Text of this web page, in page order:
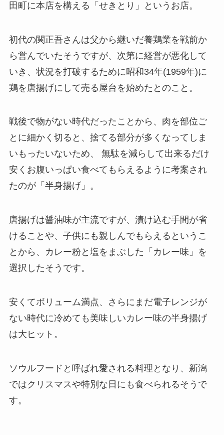
田町に本店を構える「せきとり」というお店。
初代の関正吾さんは父から継いだ養鶏業を戦前か
ら営んでいたそうですが、次第に経営が悪化して
いき、状況を打破するために昭和34年(1959年)に
鶏を唐揚げにして売る屋台を始めたとのこと。
戦後で物がない時代だったことから、肉を部位ご
とに細かく切ると、捨てる部分が多くなってしま
いもったいないため、 無駄を減らして出来るだけ
安くお腹いっぱい食べてもらえるように考案され
たのが「半身揚げ」。
唐揚げは醤油味が主流ですが、漬け込む手間が省
けることや、子供にも親しんでもらえるというこ
とから、カレー粉と塩をまぶした「カレー味」を
選択したそうです。
安くてボリューム満点、さらにまだ電子レンジが
ない時代に冷めても美味しいカレー味の半身揚げ
は大ヒット。
ソウルフードと呼ばれ愛される料理となり、新潟
ではクリスマスや特別な日にも食べられるそうで
す。